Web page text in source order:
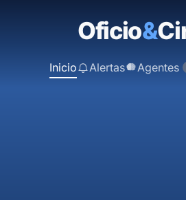
Inicio Alertas Agentes